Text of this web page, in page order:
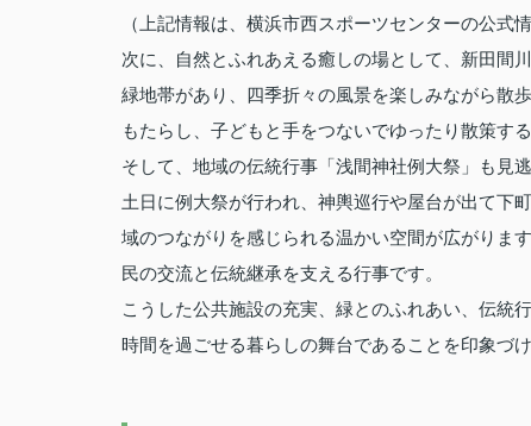
（上記情報は、横浜市西スポーツセンターの公式
次に、自然とふれあえる癒しの場として、新田間
緑地帯があり、四季折々の風景を楽しみながら散
もたらし、子どもと手をつないでゆったり散策す
そして、地域の伝統行事「浅間神社例大祭」も見
土日に例大祭が行われ、神輿巡行や屋台が出て下
域のつながりを感じられる温かい空間が広がりま
民の交流と伝統継承を支える行事です。
こうした公共施設の充実、緑とのふれあい、伝統
時間を過ごせる暮らしの舞台であることを印象づけ